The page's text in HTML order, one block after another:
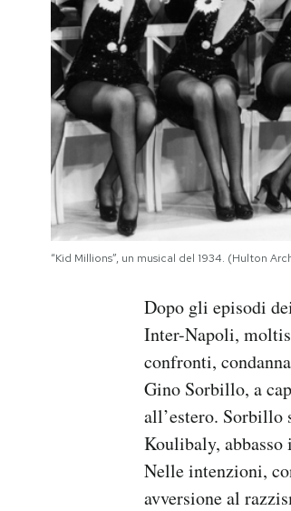
“Kid Millions”, un musical del 1934. (Hulton
Dopo gli episodi
Inter-Napoli,
confronti,
Gino Sorbillo, a
all’estero. Sorbillo
Koulibaly,
Nelle intenzioni,
avversione al